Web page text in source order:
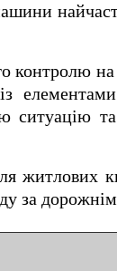
контролю
ситуацію
житлових
за